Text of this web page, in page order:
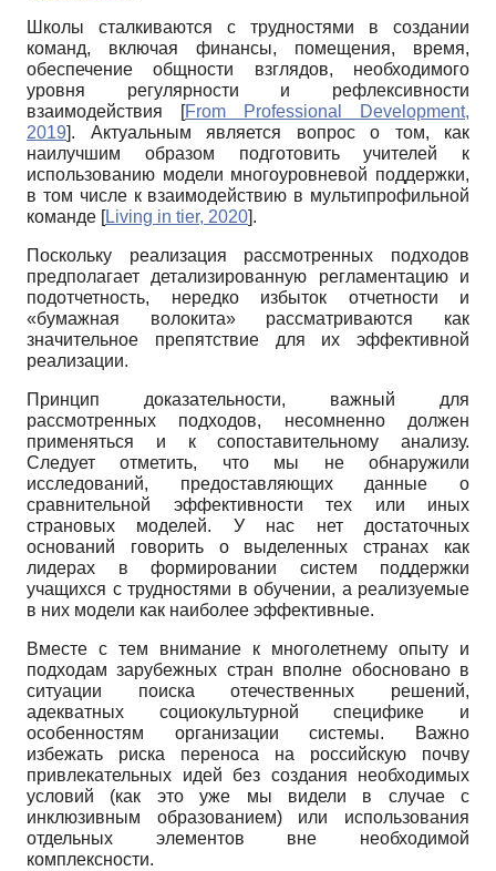
Школы сталкиваются с трудностями в создании
команд, включая финансы, помещения, время,
обеспечение общности взглядов, необходимого
уровня регулярности и рефлексивности
взаимодействия
[From Professional Development,
2019]. Актуальным является вопрос о том, как
наилучшим образом подготовить учителей к
использованию модели многоуровневой поддержки,
в том числе к взаимодействию в мультипрофильной
команде [Living in tier, 2020].
Поскольку реализация рассмотренных подходов
предполагает детализированную регламентацию и
подотчетность, нередко избыток отчетности и
«бумажная волокита» рассматриваются как
значительное препятствие для их эффективной
реализации.
Принцип доказательности, важный для
рассмотренных подходов, несомненно должен
применяться и к сопоставительному анализу.
Следует отметить, что мы не обнаружили
исследований, предоставляющих данные о
сравнительной эффективности тех или иных
страновых моделей. У нас нет достаточных
оснований говорить о выделенных странах как
лидерах в формировании систем поддержки
учащихся с трудностями в обучении, а реализуемые
в них модели как наиболее эффективные.
Вместе с тем внимание к многолетнему опыту и
подходам зарубежных стран вполне обосновано в
ситуации поиска отечественных решений,
адекватных социокультурной специфике и
особенностям организации системы. Важно
избежать риска переноса на российскую почву
привлекательных идей без создания необходимых
условий (как это уже мы видели в случае с
инклюзивным образованием) или использования
отдельных элементов вне необходимой
комплексности.